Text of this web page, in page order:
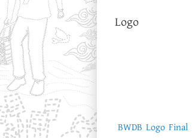
Logo
BWDB Logo Final